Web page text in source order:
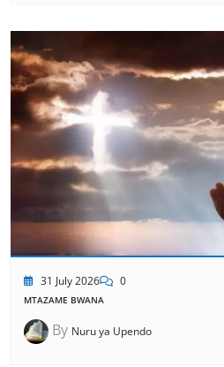
31 July 2026 0
MTAZAME BWANA
By Nuru ya Upendo